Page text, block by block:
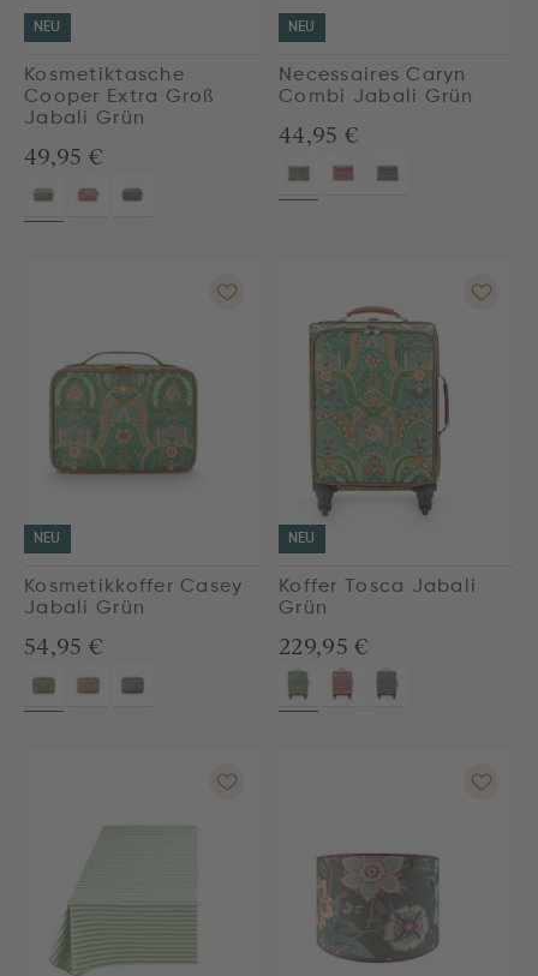
NEU
Kosmetiktasche
Cooper Extra Groß
Jabali Grün
49,95 €
NEU
Necessaires Caryn
Combi Jabali Grün
44,95 €
NEU
Kosmetikkoffer Casey
Jabali Grün
54,95 €
NEU
Koffer Tosca Jabali
Grün
229,95 €